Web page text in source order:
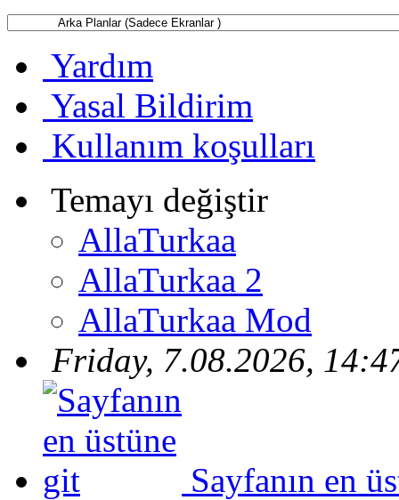
Yardım
Yasal Bildirim
Kullanım koşulları
Temayı değiştir
AllaTurkaa
AllaTurkaa 2
AllaTurkaa Mod
Friday, 7.08.2026,
Sayfanın en